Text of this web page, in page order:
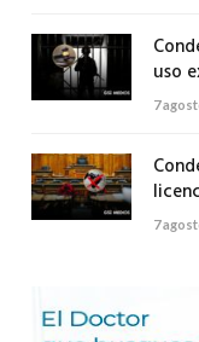
uso
7
7